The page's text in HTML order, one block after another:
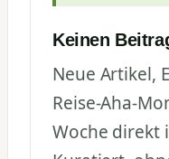
Keinen
Neue Artikel,
Reise-Aha-
Woche direkt